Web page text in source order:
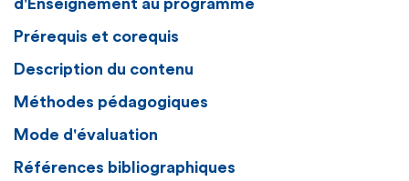
d'Enseignement au programme
Prérequis et corequis
Description du contenu
Méthodes pédagogiques
Mode d'évaluation
Références bibliographiques